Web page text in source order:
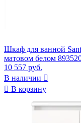
Шкаф для ванной
матовом белом
10 557 руб.
В наличии 
 В корзину